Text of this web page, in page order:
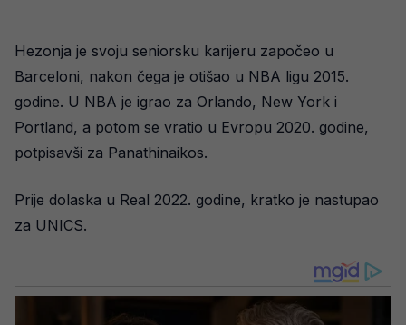
Hezonja je svoju seniorsku karijeru započeo u
Barceloni, nakon čega je otišao u NBA ligu 2015.
godine. U NBA je igrao za Orlando, New York i
Portland, a potom se vratio u Evropu 2020. godine,
potpisavši za Panathinaikos.
Prije dolaska u Real 2022. godine, kratko je nastupao
za UNICS.